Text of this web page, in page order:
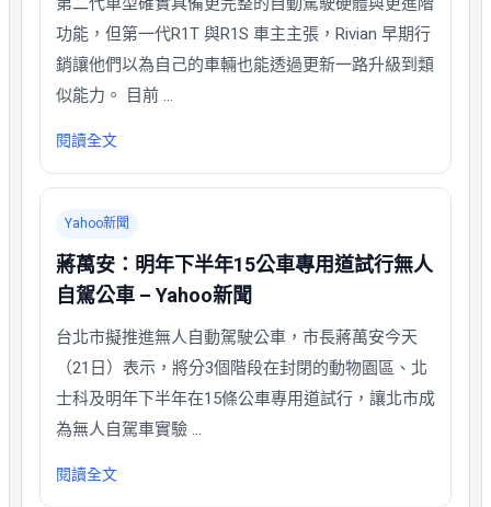
功能，但第一代R1T 與R1S 車主主張，Rivian 早期行
銷讓他們以為自己的車輛也能透過更新一路升級到類
似能力。 目前 …
閱讀全文
Yahoo新聞
蔣萬安：明年下半年15公車專用道試行無人
自駕公車 – Yahoo新聞
台北市擬推進無人自動駕駛公車，市長蔣萬安今天
（21日）表示，將分3個階段在封閉的動物園區、北
士科及明年下半年在15條公車專用道試行，讓北市成
為無人自駕車實驗 …
閱讀全文